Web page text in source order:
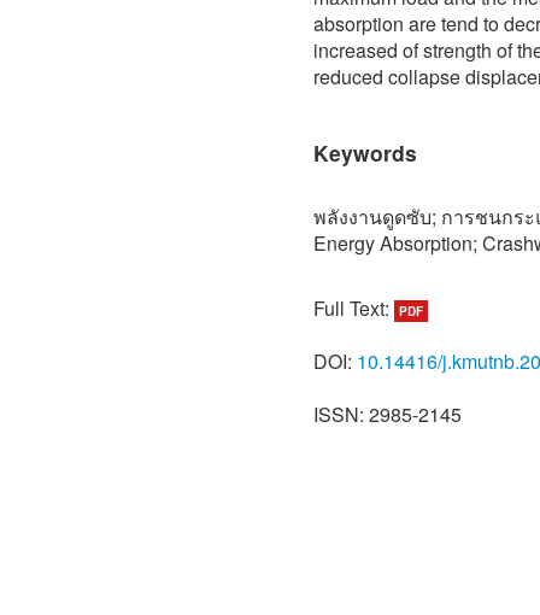
absorption are tend to
increased of strength of
reduced collapse
Keywords
พลังงานดูดซับ; การชนกร
Energy Absorption;
Full Text: PDF
DOI: 10.14416/
ISSN: 2985-2145